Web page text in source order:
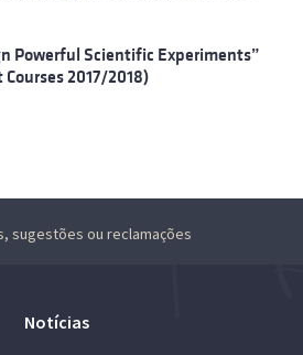
Powerful Scientific Experiments”
Courses 2017/2018)
sugestões ou reclamações
Notícias